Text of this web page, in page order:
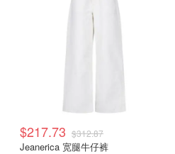
$217.73 $312.87
Jeanerica 宽腿牛仔裤